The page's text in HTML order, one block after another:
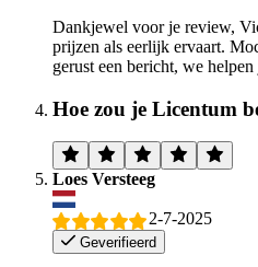
Dankjewel voor je review,
prijzen als eerlijk ervaart.
gerust een bericht, we helpen
Hoe zou je Licentum
Loes Versteeg
2-7-2025
Geverifieerd